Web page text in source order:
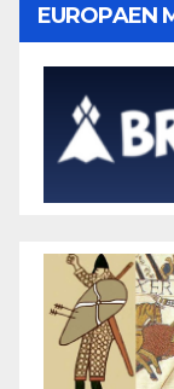
EUROPAEN